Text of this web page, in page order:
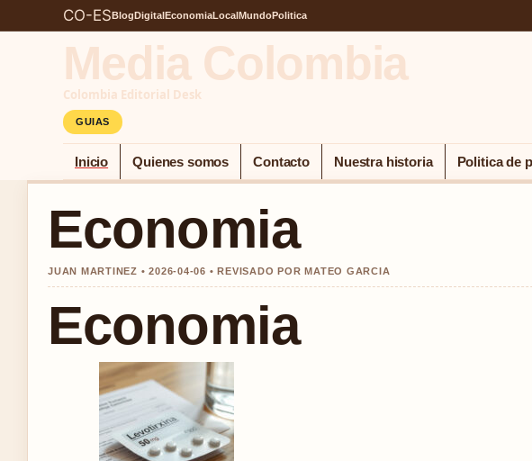
CO-ESBlogDigitalEconomiaLocalMundoPolitica
Media Colombia
Colombia Editorial Desk
GUIAS
Inicio Quienes somos Contacto Nuestra historia Politica de
Economia
JUAN MARTINEZ • 2026-04-06 • REVISADO POR MATEO GARCIA
Economia